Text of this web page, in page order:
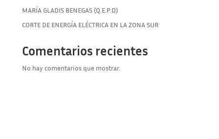
MARÍA GLADIS BENEGAS (Q.E.P.D)
CORTE DE ENERGÍA ELÉCTRICA EN LA ZONA SUR
Comentarios recientes
No hay comentarios que mostrar.